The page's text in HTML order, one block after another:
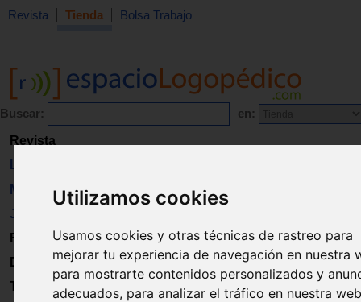
Utilizamos cookies
Usamos cookies y otras técnicas de rastreo para
mejorar tu experiencia de navegación en nuestra
para mostrarte contenidos personalizados y
adecuados, para analizar el tráfico en nuestra
Revista Tienda Bolsa Trabajo
Buscar: en:
Revista
Libros
Material
Juguetes
Formación
Directorio
Trabajo